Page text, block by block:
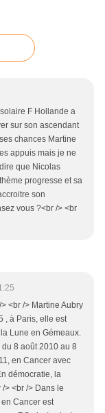
F Hollande a
sur son ascendant
chances Martine
appuis mais je ne
que Nicolas
progresse et sa
son
vous ?<br /> <br
<br /> Martine Aubry
, à Paris, elle est
Lune en Gémeaux.
8 août 2010 au 8
en Cancer avec
démocratie, la
> <br /> Dans le
Cancer est